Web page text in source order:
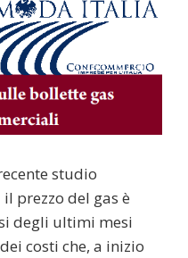
studio
prezzo del gas è
degli ultimi mesi
costi che, a inizio